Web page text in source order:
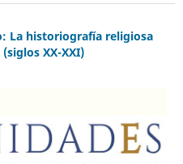
La historiografía religiosa
XX-XXI)